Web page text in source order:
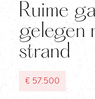
Ruime
gelegen
strand
€ 57.500